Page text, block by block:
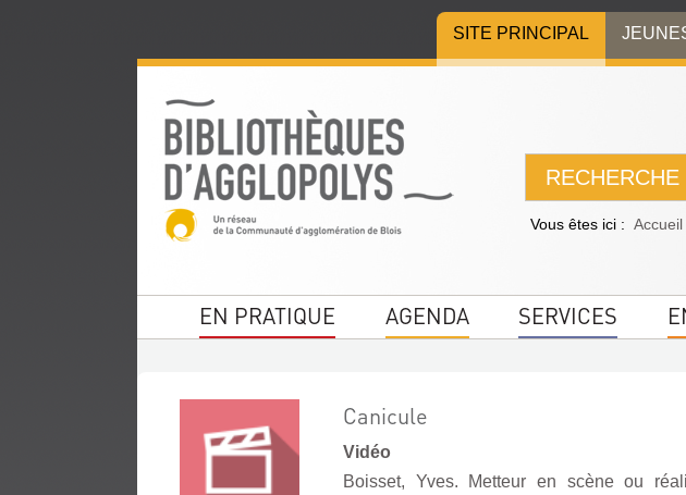
menu
contenu
la
SITE PRINCIPAL
RECHERCHE
Vous êtes ici : Accueil
EN PRATIQUE AGENDA SERVICES
Canicule
Vidéo
Boisset, Yves. Metteur en scène ou